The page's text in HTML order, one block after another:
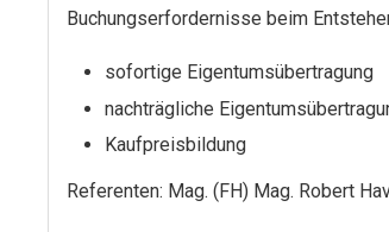
Buchungserfordernisse beim
sofortige Eigentumsübertragung
nachträgliche
Kaufpreisbildung
Referenten: Mag. (FH) Mag. Robert